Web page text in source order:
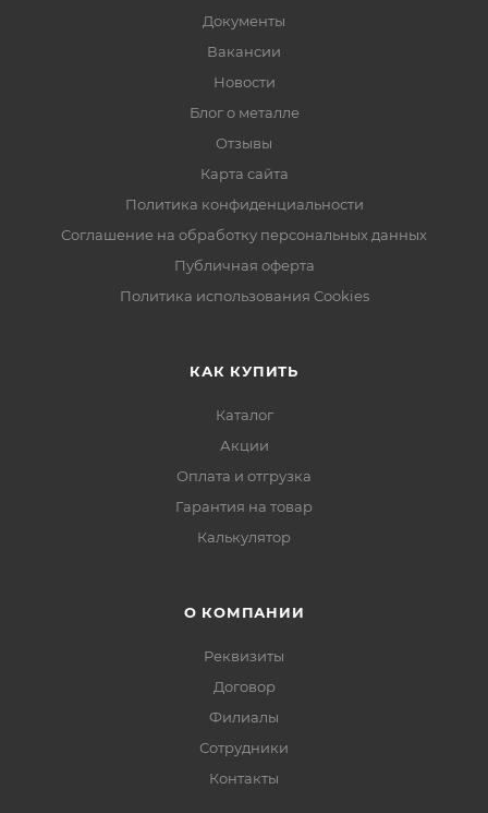
Документы
Вакансии
Новости
Блог о металле
Отзывы
Карта сайта
Политика конфиденциальности
Соглашение на обработку персональных данных
Публичная оферта
Политика использования Cookies
КАК КУПИТЬ
Каталог
Акции
Оплата и отгрузка
Гарантия на товар
Калькулятор
О КОМПАНИИ
Реквизиты
Договор
Филиалы
Сотрудники
Контакты